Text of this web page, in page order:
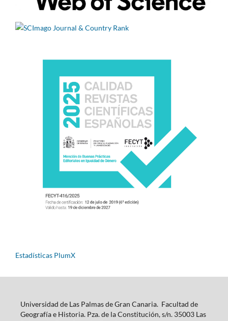
Estadísticas PlumX
Universidad de Las Palmas de Gran Canaria. Facultad de
Geografía e Historia. Pza. de la Constitución, s/n. 35003 Las